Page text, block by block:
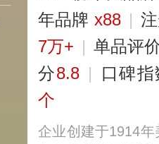
年品牌 x88 |
7万+ | 单品评
分8.8 |
口碑
个
企业创建于1914